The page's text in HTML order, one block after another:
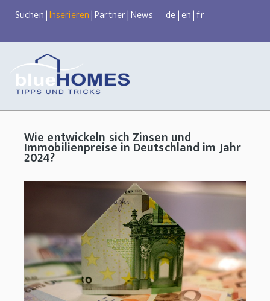
Suchen|Inserieren|Partner|News de|en|fr
Wie entwickeln sich Zinsen und
Immobilienpreise in Deutschland im Jahr
2024?